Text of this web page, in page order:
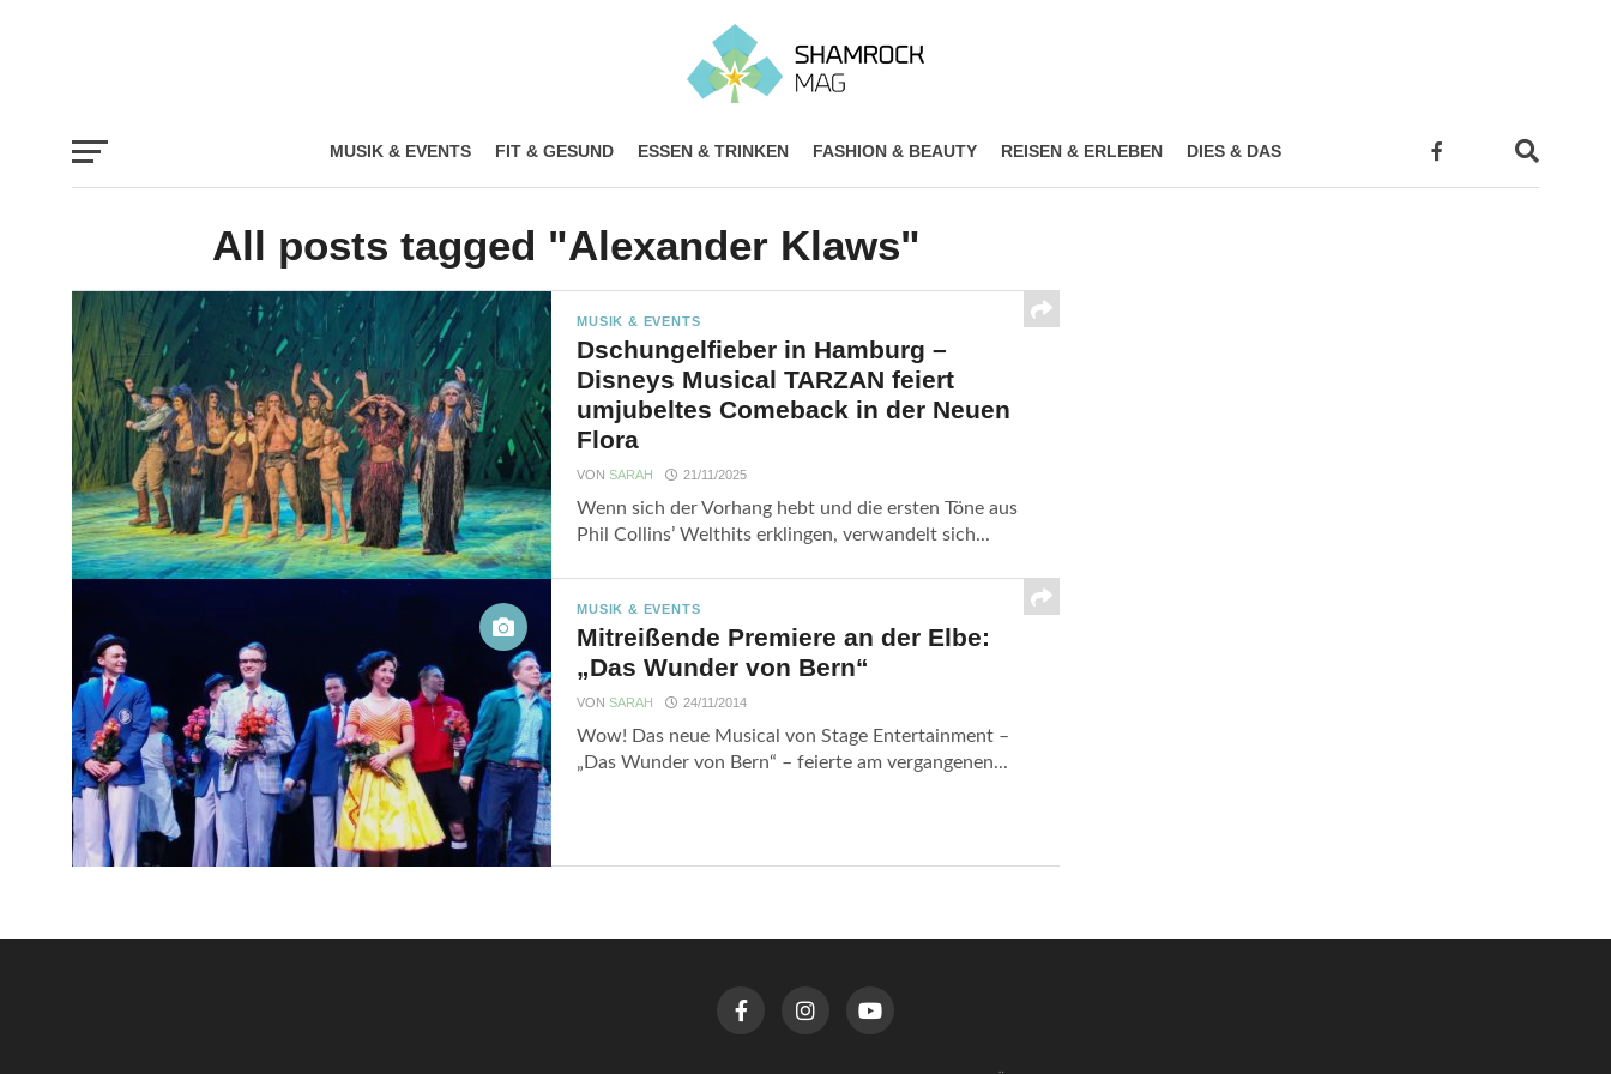
MUSIK & EVENTS FIT & GESUND ESSEN & TRINKEN FASHION & BEAUTY REISEN & ERLEBEN DIES & DAS
All posts tagged "Alexander Klaws"
MUSIK & EVENTS
Dschungelfieber in Hamburg –
Disneys Musical TARZAN feiert
umjubeltes Comeback in der Neuen
Flora
VONSARAH 21/11/2025
Wenn sich der Vorhang hebt und die ersten Töne aus
Phil Collins’ Welthits erklingen, verwandelt sich...
MUSIK & EVENTS
Mitreißende Premiere an der Elbe:
„Das Wunder von Bern“
VONSARAH 24/11/2014
Wow! Das neue Musical von Stage Entertainment –
„Das Wunder von Bern“ – feierte am vergangenen...